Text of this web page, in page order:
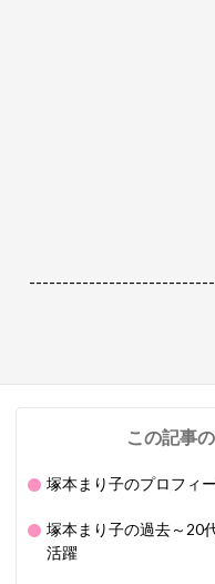
この記事
塚本まり子のプロフィ
塚本まり子の過去～20
活躍